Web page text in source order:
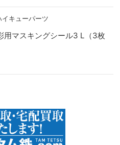
イキューパーツ
用マスキングシール3 L（3枚